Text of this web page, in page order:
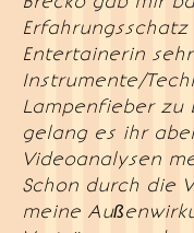
Entertainerin
Instrumente/
Lampenfieber zu
gelang es ihr
Videoanalysen
Schon durch die
meine